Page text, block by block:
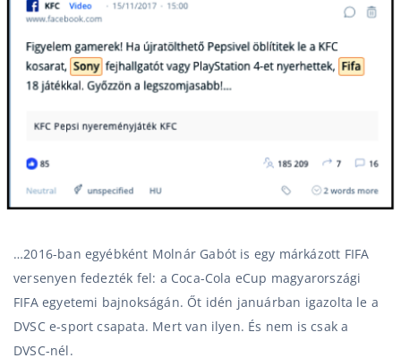
…2016-ban egyébként Molnár Gabót is egy márkázott FIFA
versenyen fedezték fel: a Coca-Cola eCup magyarországi
FIFA egyetemi bajnokságán. Őt idén januárban igazolta le a
DVSC e-sport csapata. Mert van ilyen. És nem is csak a
DVSC-nél.